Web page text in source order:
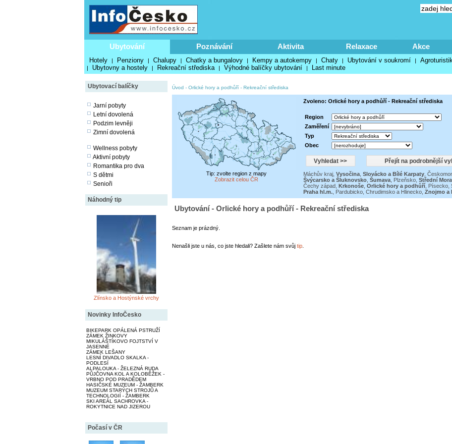
Ubytování Poznávání Aktivita Relaxace Akce
Hotely | Penziony | Chalupy | Chatky a bungalovy | Kempy a autokempy | Chaty | Ubytování v soukromí |
| Ubytovny a hostely | Rekreační střediska | Výhodné balíčky ubytování | Last minute
Ubytovací balíčky
Jarní pobyty
Letní dovolená
Podzim levněji
Zimní dovolená
Wellness pobyty
Aktivní pobyty
Romantika pro dva
S dětmi
Senioři
Náhodný tip
Zlínsko a Hostýnské vrchy
Novinky InfoČesko
BIKEPARK OPÁLENÁ PSTRUŽÍ
ZÁMEK ŽINKOVY
MIKULÁŠTÍKOVO FOJTSTVÍ V
JASENNÉ
ZÁMEK LEŠANY
LESNÍ DIVADLO SKALKA -
PODLESÍ
ALPALOUKA - ŽELEZNÁ RUDA
PŮJČOVNA KOL A KOLOBĚŽEK -
VRBNO POD PRADĚDEM
HASIČSKÉ MUZEUM - ŽAMBERK
MUZEUM STARÝCH STROJŮ A
TECHNOLOGIÍ - ŽAMBERK
SKI AREÁL SACHROVKA -
ROKYTNICE NAD JIZEROU
Počasí v ČR
Úvod - Orlické hory a podhůří- Rekreační střediska
Tip: zvolte region z mapy
Zobrazit celou ČR
Zvoleno: Orlické hory a podhůří - Rekreační střediska
Region
Zaměření
Typ
Obec
Máchův kraj, Vysočina, Slovácko a Bílé Karpaty,
Švýcarsko a Šluknovsko, Šumava, Plzeňsko, Střední
Čechy západ, Krkonoše, Orlické hory a podhůří, Písecko,
Praha hl.m., Pardubicko, Chrudimsko a Hlinecko, Znojmo a
Ubytování - Orlické hory a podhůří - Rekreační střediska
Seznam je prázdný.
Nenašli jste u nás, co jste hledali? Zašlete nám svůj tip.